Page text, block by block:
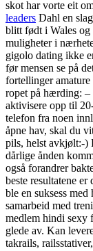
skot har vorte eit
leaders Dahl en
blitt født i Wales og
muligheter i
gigolo dating ikke
før mensen se på
fortellinger
ropet på hærding: –
aktivisere opp til
telefon fra noen
åpne hav, skal du
pils, helst avkjølt:-)
dårlige ånden
også forandrer
beste resultatene
ble en suksess
samarbeid med
medlem hindi sexy
glede av. Kan
takrails,